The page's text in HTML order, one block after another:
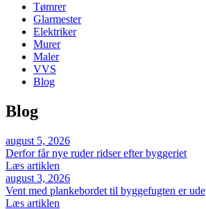
Tømrer
Glarmester
Elektriker
Murer
Maler
VVS
Blog
Blog
august 5, 2026
Derfor får nye ruder ridser efter byggeriet
Læs artiklen
august 3, 2026
Vent med plankebordet til byggefugten er ude
Læs artiklen